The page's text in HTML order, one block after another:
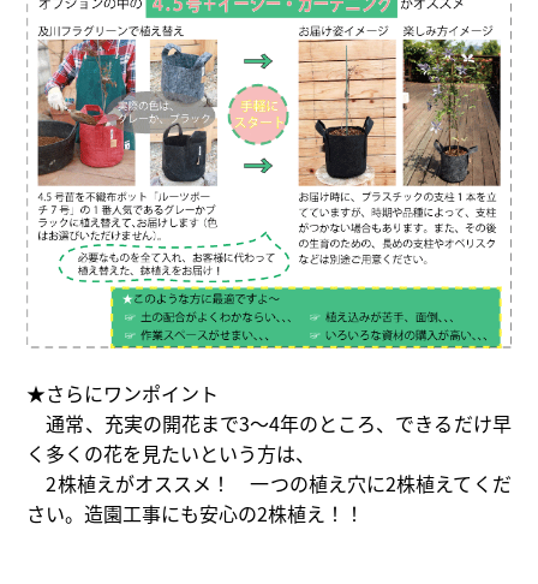
★さらにワンポイント
通常、充実の開花まで3～4年のところ、できるだけ早
く多くの花を見たいという方は、
2株植えがオススメ！ 一つの植え穴に2株植えてくだ
さい。造園工事にも安心の2株植え！！